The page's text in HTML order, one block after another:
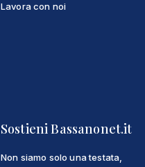
Lavora con noi
Sostieni Bassanonet.it
Non siamo solo una testata,